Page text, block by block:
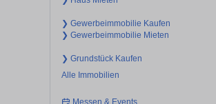
❯ Gewerbeimmobilie Kaufen
❯ Gewerbeimmobilie Mieten
❯ Grundstück Kaufen
Alle Immobilien